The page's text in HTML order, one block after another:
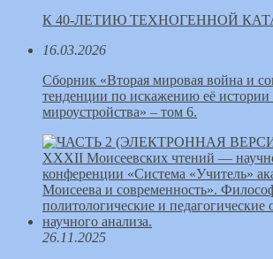
К 40-ЛЕТИЮ ТЕХНОГЕННОЙ
16.03.2026
Сборник «Вторая мировая война и
тенденции по искажению её истории
мироустройства» – том 6.
26.11.2025